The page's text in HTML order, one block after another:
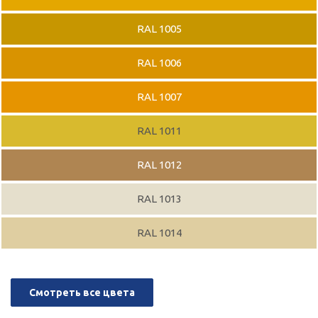
RAL 1005
RAL 1006
RAL 1007
RAL 1011
RAL 1012
RAL 1013
RAL 1014
Смотреть все цвета